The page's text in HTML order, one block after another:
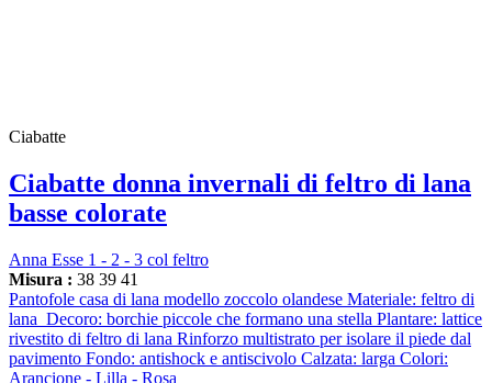
Ciabatte
Ciabatte donna invernali di feltro di lana
basse colorate
Anna Esse 1 - 2 - 3 col feltro
Misura : 38 39 41
Pantofole casa di lana modello zoccolo olandese Materiale: feltro di
lana Decoro: borchie piccole che formano una stella Plantare: lattice
rivestito di feltro di lana Rinforzo multistrato per isolare il piede dal
pavimento Fondo: antishock e antiscivolo Calzata: larga Colori:
Arancione - Lilla - Rosa